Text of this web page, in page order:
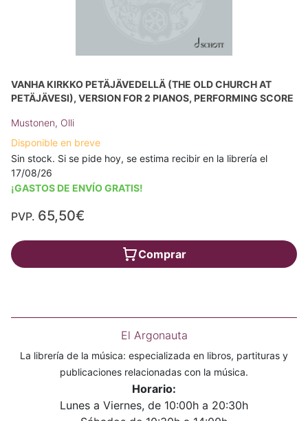
VANHA KIRKKO PETÄJÄVEDELLÄ (THE OLD CHURCH AT
PETÄJÄVESI), VERSION FOR 2 PIANOS, PERFORMING SCORE
Mustonen, Olli
Disponible en breve
Sin stock. Si se pide hoy, se estima recibir en la librería el
17/08/26
¡GASTOS DE ENVÍO GRATIS!
PVP. 65,50€
Comprar
El Argonauta
La librería de la música: especializada en libros, partituras y
publicaciones relacionadas con la música.
Horario:
Lunes a Viernes, de 10:00h a 20:30h